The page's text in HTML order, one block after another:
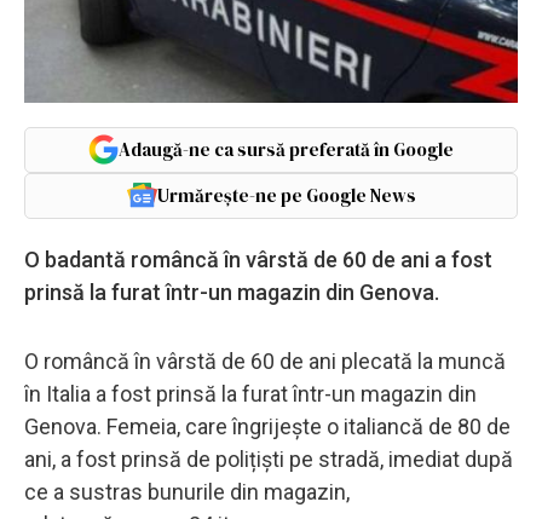
Adaugă-ne ca sursă preferată în Google
Urmărește-ne pe Google News
O badantă româncă în vârstă de 60 de ani a fost
prinsă la furat într-un magazin din Genova.
O româncă în vârstă de 60 de ani plecată la muncă
în Italia a fost prinsă la furat într-un magazin din
Genova. Femeia, care îngrijește o italiancă de 80 de
ani, a fost prinsă de polițiști pe stradă, imediat după
ce a sustras bunurile din magazin,